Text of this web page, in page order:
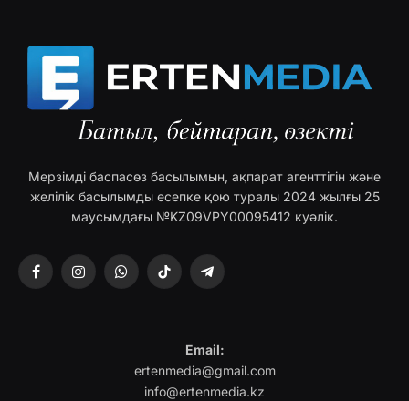
Мерзімді баспасөз басылымын, ақпарат агенттігін және
желілік басылымды есепке қою туралы 2024 жылғы 25
маусымдағы №KZ09VPY00095412 куәлік.
FacebookInstagramWhatsAppTikTok Telegram
Email:
ertenmedia@gmail.com
info@ertenmedia.kz